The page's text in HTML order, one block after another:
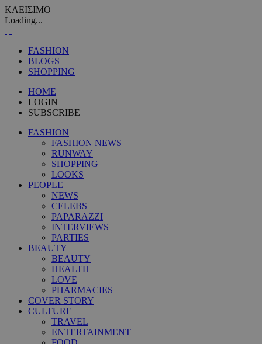
ΚΛΕΙΣΙΜΟ
Loading...
FASHION
BLOGS
SHOPPING
HOME
LOGIN
SUBSCRIBE
FASHION
FASHION NEWS
RUNWAY
SHOPPING
LOOKS
PEOPLE
NEWS
CELEBS
PAPARAZZI
INTERVIEWS
PARTIES
BEAUTY
BEAUTY
HEALTH
LOVE
PHARMACIES
COVER STORY
CULTURE
TRAVEL
ENTERTAINMENT